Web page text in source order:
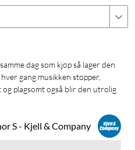
gang musikken stopper,
og plagsomt også blir den utrolig
S - Kjell & Company